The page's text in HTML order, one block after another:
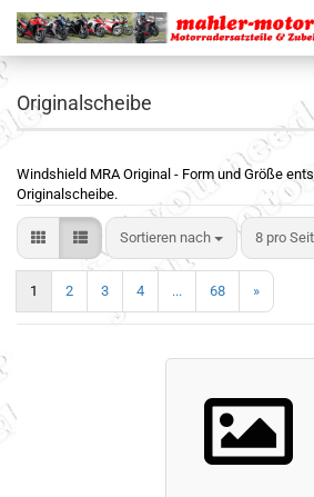
Originalscheibe
Windshield MRA Original - Form und Größe
Originalscheibe.
Sortieren nach 8 pro
1 2 3 4 ... 68 »